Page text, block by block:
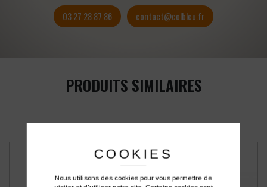
03 27 28 87 86 contact@colbleu.fr
PRODUITS SIMILAIRES
COOKIES
Nous utilisons des cookies pour vous permettre de